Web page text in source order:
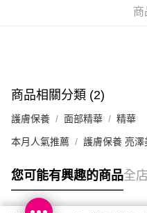
取。逾期會取消訂單，並不會商
商品相關分類 (2)
護膚保養 面部精華 精華
本月人氣推薦 護膚保養 亮澤
您可能有興趣的商品全